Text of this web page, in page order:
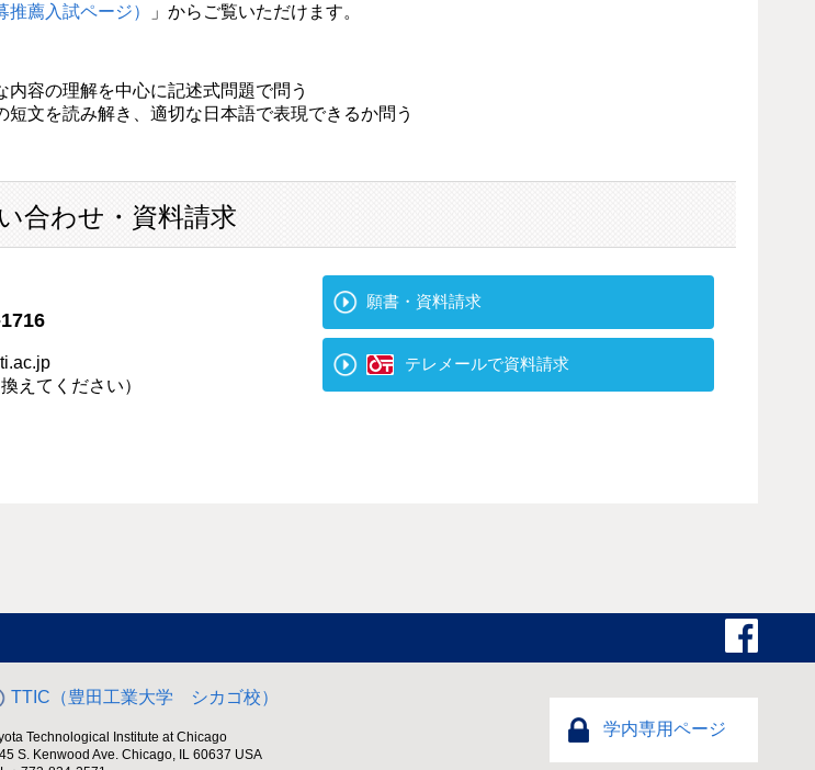
推薦入試ページ） 」からご覧いただけます。
容の理解を中心に記述式問題で問う
文を読み解き、適切な日本語で表現できるか問う
合わせ・資料請求
えてください）
願書・資料請求
テレメールで資料請求
TTIC（豊田工業大学 シカゴ校）
Technological Institute at Chicago
S. Kenwood Ave. Chicago, IL 60637 USA
学内専用ページ